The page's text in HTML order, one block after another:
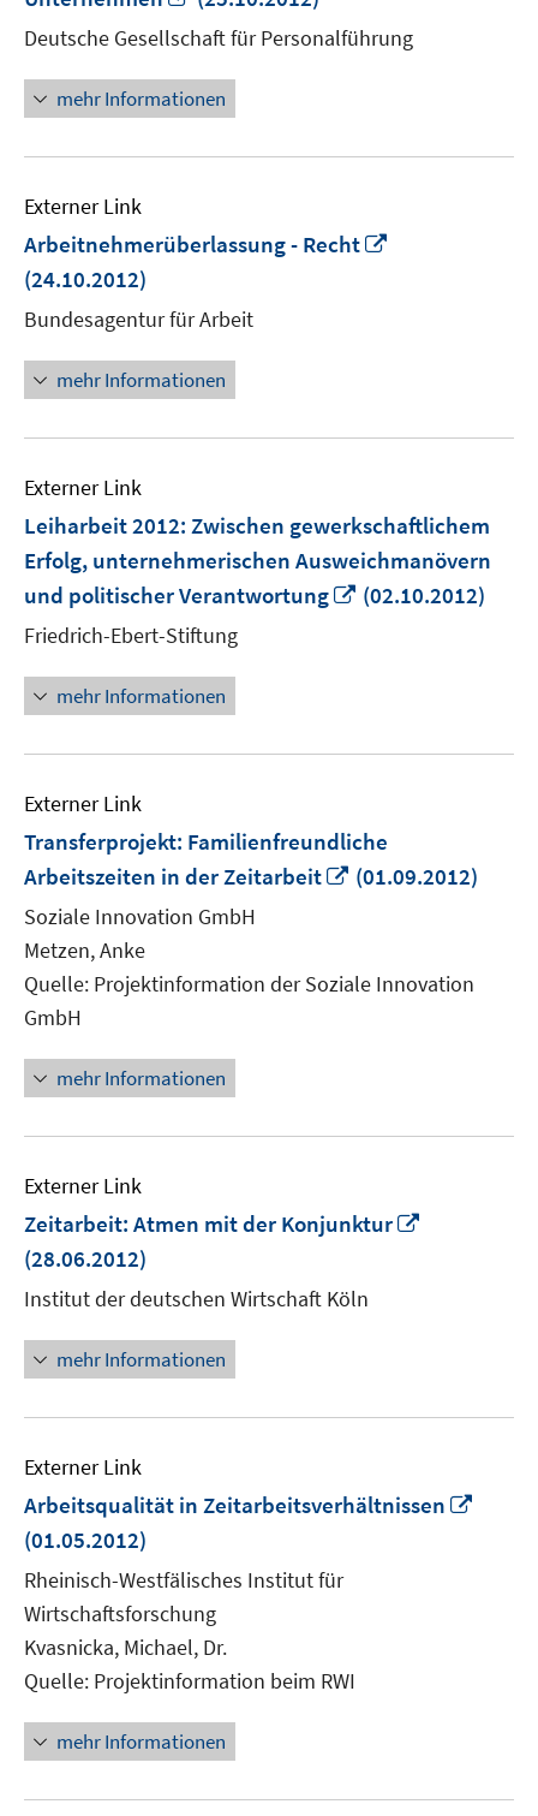
neuem
Fenster
öffnen
Deutsche Gesellschaft für Personalführung
mehr Informationen
Externer Link
Arbeitnehmerüberlassung - Recht
(24.10.2012)
Bundesagentur für Arbeit
mehr Informationen
Externer Link
Leiharbeit 2012: Zwischen gewerkschaftlichem
Erfolg, unternehmerischen Ausweichmanövern
und politischer Verantwortung
In
(02.10.2012)
Friedrich-Ebert-Stiftung
mehr Informationen
Externer Link
Transferprojekt: Familienfreundliche
Arbeitszeiten in der Zeitarbeit
In
(01.09.2012)
Soziale Innovation GmbH
Metzen, Anke
Quelle: Projektinformation der Soziale Innovation
GmbH
mehr Informationen
Externer Link
Zeitarbeit: Atmen mit der Konjunktur
(28.06.2012)
Institut der deutschen Wirtschaft Köln
mehr Informationen
Externer Link
Arbeitsqualität in Zeitarbeitsverhältnissen
(01.05.2012)
Rheinisch-Westfälisches Institut für
Wirtschaftsforschung
Kvasnicka, Michael, Dr.
Quelle: Projektinformation beim RWI
mehr Informationen